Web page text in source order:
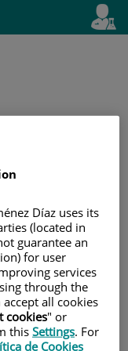
activo
es
Díaz uses its
(located in
guarantee an
for user
services
through the
all cookies
cookies" or
this Settings. For
de Cookies